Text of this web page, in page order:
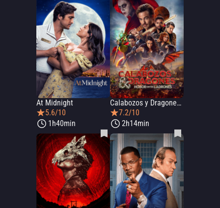
At Midnight
5.6/10
1h40min
Calabozos y Dragones: Honor entre ladrones
7.2/10
2h14min